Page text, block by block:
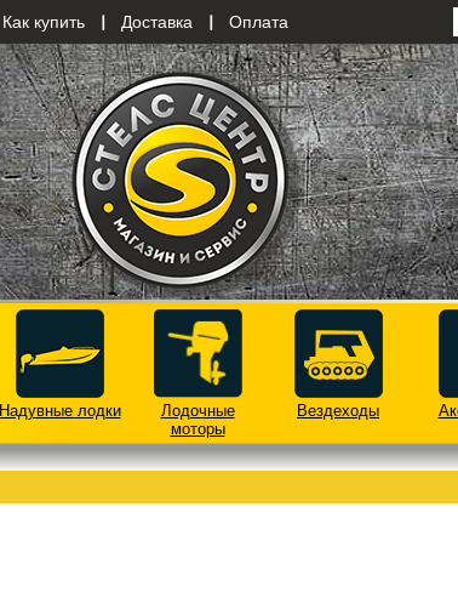
Как купить Доставка Оплата
Надувные лодки
Лодочные
моторы
Вездеходы